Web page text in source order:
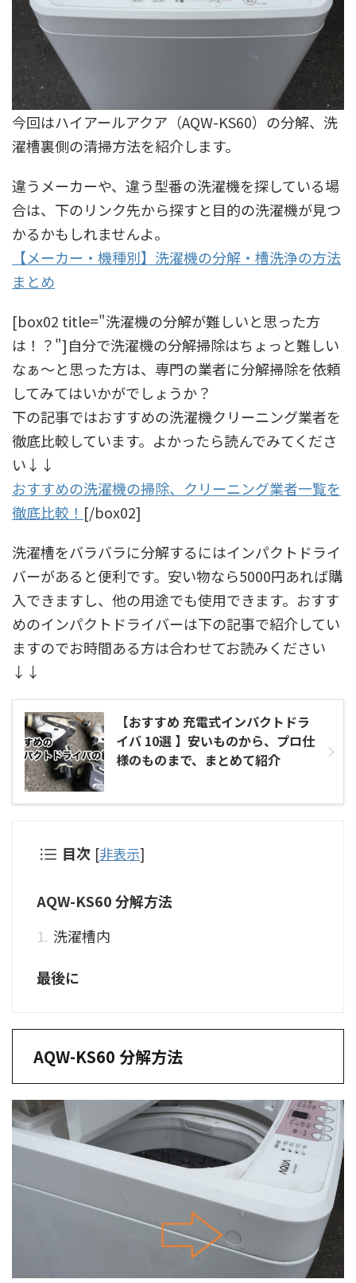
今回はハイアールアクア（AQW-KS60）の分解、洗
濯槽裏側の清掃方法を紹介します。
違うメーカーや、違う型番の洗濯機を探している場
合は、下のリンク先から探すと目的の洗濯機が見つ
かるかもしれませんよ。
【メーカー・機種別】洗濯機の分解・槽洗浄の方法
まとめ
[box02 title="洗濯機の分解が難しいと思った方
は！？"]自分で洗濯機の分解掃除はちょっと難しい
なぁ〜と思った方は、専門の業者に分解掃除を依頼
してみてはいかがでしょうか？
下の記事ではおすすめの洗濯機クリーニング業者を
徹底比較しています。よかったら読んでみてくださ
い↓↓
おすすめの洗濯機の掃除、クリーニング業者一覧を
徹底比較！ [/box02]
洗濯槽をバラバラに分解するにはインパクトドライ
バーがあると便利です。安い物なら5000円あれば購
入できますし、他の用途でも使用できます。おすす
めのインパクトドライバーは下の記事で紹介してい
ますのでお時間ある方は合わせてお読みください
↓↓
【おすすめ 充電式インパクトドラ
イバ 10選 】安いものから、プロ仕
様のものまで、まとめて紹介
目次 [非表示]
AQW-KS60 分解方法
洗濯槽内
最後に
AQW-KS60 分解方法